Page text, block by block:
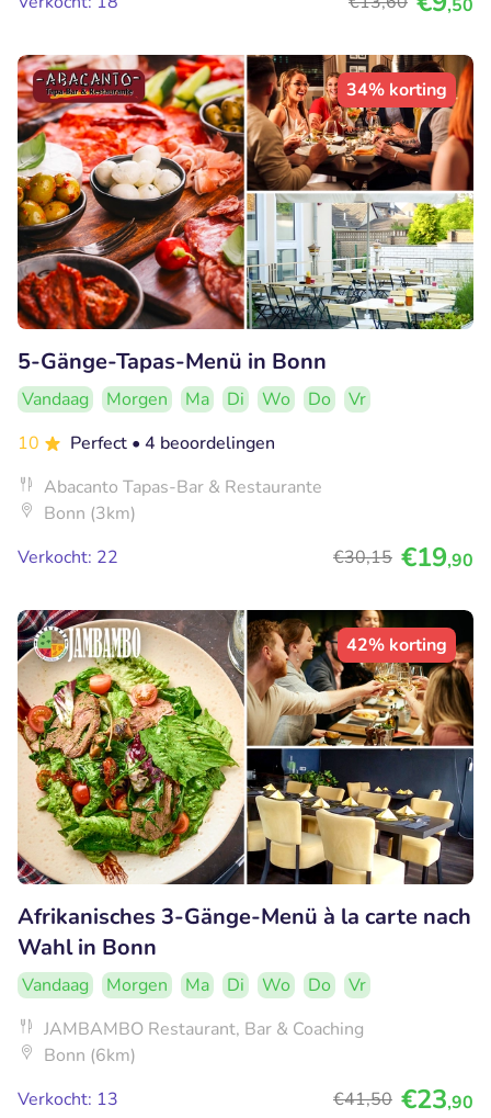
,50
34% korting
5-Gänge-Tapas-Menü in Bonn
Vandaag Morgen Ma Di Wo Do
Vr
10
Perfect • 4 beoordelingen
Abacanto Tapas-Bar & Restaurante
Bonn (3km)
Verkocht: 22
€30,15 €19,90
42% korting
Afrikanisches 3-Gänge-Menü à la carte nach
Wahl in Bonn
Vandaag Morgen Ma Di Wo Do
Vr
JAMBAMBO Restaurant, Bar & Coaching
Bonn (6km)
Verkocht: 13
€41,50 €23,90